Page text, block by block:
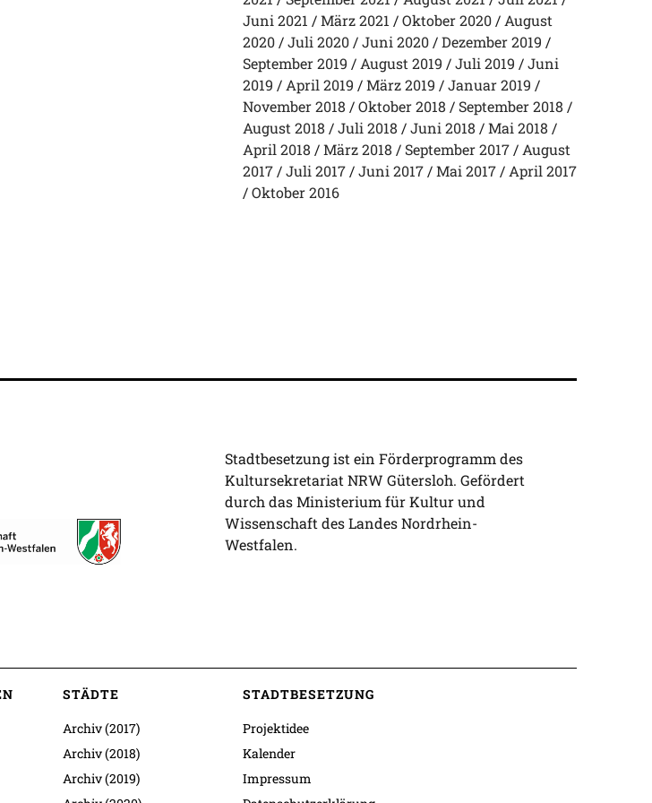
Juni 2021
März 2021 Oktober 2020
August
2020
Juli 2020 Juni 2020
Dezember 2019
September 2019
August 2019 Juli 2019
Juni
2019
April 2019 März 2019
Januar 2019
November 2018
Oktober 2018
September 2018
August 2018
Juli 2018 Juni 2018
Mai 2018
April 2018
März 2018 September 2017
August
2017
Juli 2017 Juni 2017 Mai 2017
April 2017
Oktober 2016
Stadtbesetzung ist ein Förderprogramm des
Kultursekretariat NRW Gütersloh. Gefördert
durch das Ministerium für Kultur und
Wissenschaft des Landes Nordrhein-
Westfalen.
STÄDTE
Archiv (2017)
Archiv (2018)
Archiv (2019)
STADTBESETZUNG
Projektidee
Kalender
Impressum